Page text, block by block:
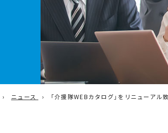
BCP策定トータルサポート
役員紹介
ニュース 「介援隊WEBカタログ」をリニューアル